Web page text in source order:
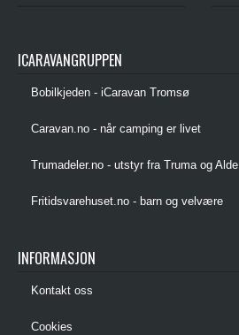
ICARAVANGRUPPEN
Bobilkjeden - iCaravan Tromsø
Caravan.no - når camping er livet
Trumadeler.no - utstyr fra Truma og Alde
Fritidsvarehuset.no - barn og velvære
INFORMASJON
Kontakt oss
Cookies